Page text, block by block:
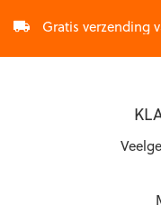
Gratis verzending